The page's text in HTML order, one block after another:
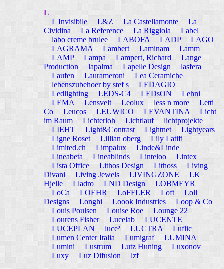
L
L Invisibile
L&Z La Castellamonte
La
Cividina
La Reference La Riggiola
Label
labo creme brulee
LABOFA LADP
LAGO
LAGRAMA
Lambert Laminam
Lamm
LAMP
Lampa Lampert, Richard
Lange
Production
lapalma Lapelle Design
lasfera
Laufen
Laurameroni
Lea Ceramiche
lebenszubehoer by stef s
LEDAGIO
Ledlighting
LEDS-C4 LEDsON
Lehni
LEMA
Lensvelt Leolux less n more
Letti
Co
Leucos LEUWICO LEVANTINA
Licht
im Raum
Lichterloh Lichtlauf lichtprojekte
LIEHT
Light&Contrast Lightnet
Lightyears
Ligne Roset
Lillian oberg
Lily Latifi
Limited.ch
Limpalux
Linde&Linde
Lineabeta
Lineablinds Linteloo
Lintex
Lista Office Lithos Design Lithoss
Living
Divani
Living Jewels LIVINGZONE
LK
Hjelle
Lladro LND Design
LOBMEYR
LoCa
LOEHR LoFFLER Loft
Loll
Designs
Longhi Loook Industries
Loop & Co
Louis Poulsen
Louise Roe
Lounge 22
Lourens Fisher
Lucelab
LUCENTE
LUCEPLAN
luce² LUCTRA
Luflic
Lumen Center Italia
Lumigraf
LUMINA
Lumini
Lustrum Lutz Huning
Luxonov
Luxy
Luz Difusion lzf